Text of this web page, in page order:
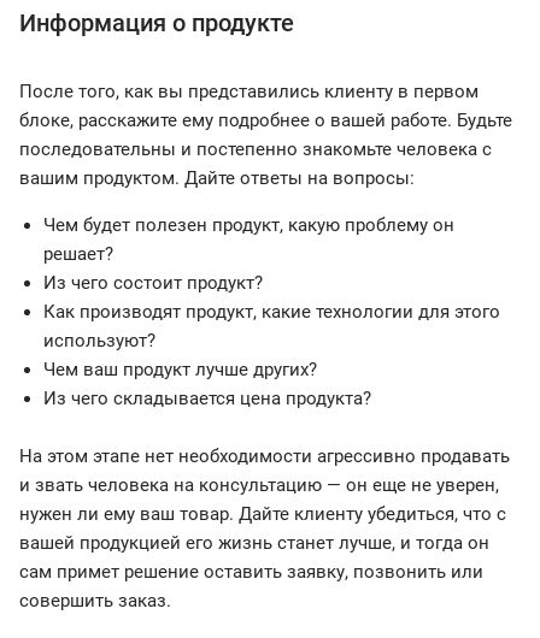
Информация о продукте
После того, как вы представились клиенту в первом
блоке, расскажите ему подробнее о вашей работе. Будьте
последовательны и постепенно знакомьте человека с
вашим продуктом. Дайте ответы на вопросы:
Чем будет полезен продукт, какую проблему он
решает?
Из чего состоит продукт?
Как производят продукт, какие технологии для этого
используют?
Чем ваш продукт лучше других?
Из чего складывается цена продукта?
На этом этапе нет необходимости агрессивно продавать
и звать человека на консультацию — он еще не уверен,
нужен ли ему ваш товар. Дайте клиенту убедиться, что с
вашей продукцией его жизнь станет лучше, и тогда он
сам примет решение оставить заявку, позвонить или
совершить заказ.